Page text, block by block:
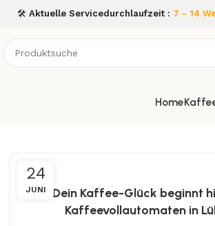
🛠️ Aktuelle Servicedurchlaufzeit : 7 - 14
Home
24
JUNI
Dein Kaffee-Glück beginnt
Kaffeevollautomaten in